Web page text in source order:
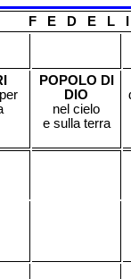
F E D E L I
POPOLO DI
DIO
nel cielo
e sulla terra